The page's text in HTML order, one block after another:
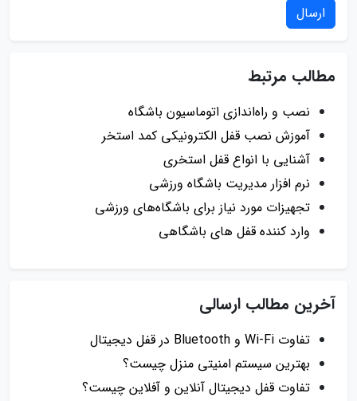
ارسال
مطالب مرتبط
نصب و راه‌اندازی اتوماسیون باشگاه
آموزش نصب قفل الکترونیکی کمد استخر
آشنایی با انواع قفل استخری
نرم افزار مدیریت باشگاه ورزشی
تجهیزات مورد نیاز برای باشگاه‌های ورزشی
وارد کننده قفل های باشگاهی
آخرین مطالب ارسالی
تفاوت Wi-Fi و Bluetooth در قفل دیجیتال
بهترین سیستم امنیتی منزل چیست؟
تفاوت قفل دیجیتال آنلاین و آفلاین چیست؟